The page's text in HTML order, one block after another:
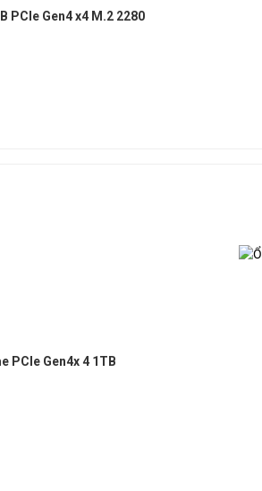
PCIe Gen4 x4 M.2 2280
PCIe Gen4x 4 1TB